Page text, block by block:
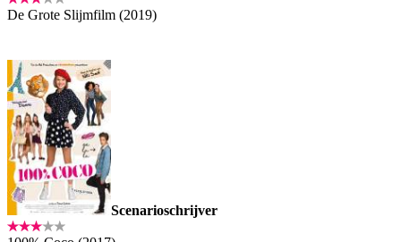
De Grote Slijmfilm (2019)
Scenarioschrijver